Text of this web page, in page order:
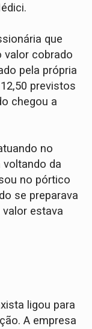
que
valor cobrado
pela própria
previstos
chegou a
no
da
no pórtico
se preparava
estava
ligou para
A empresa